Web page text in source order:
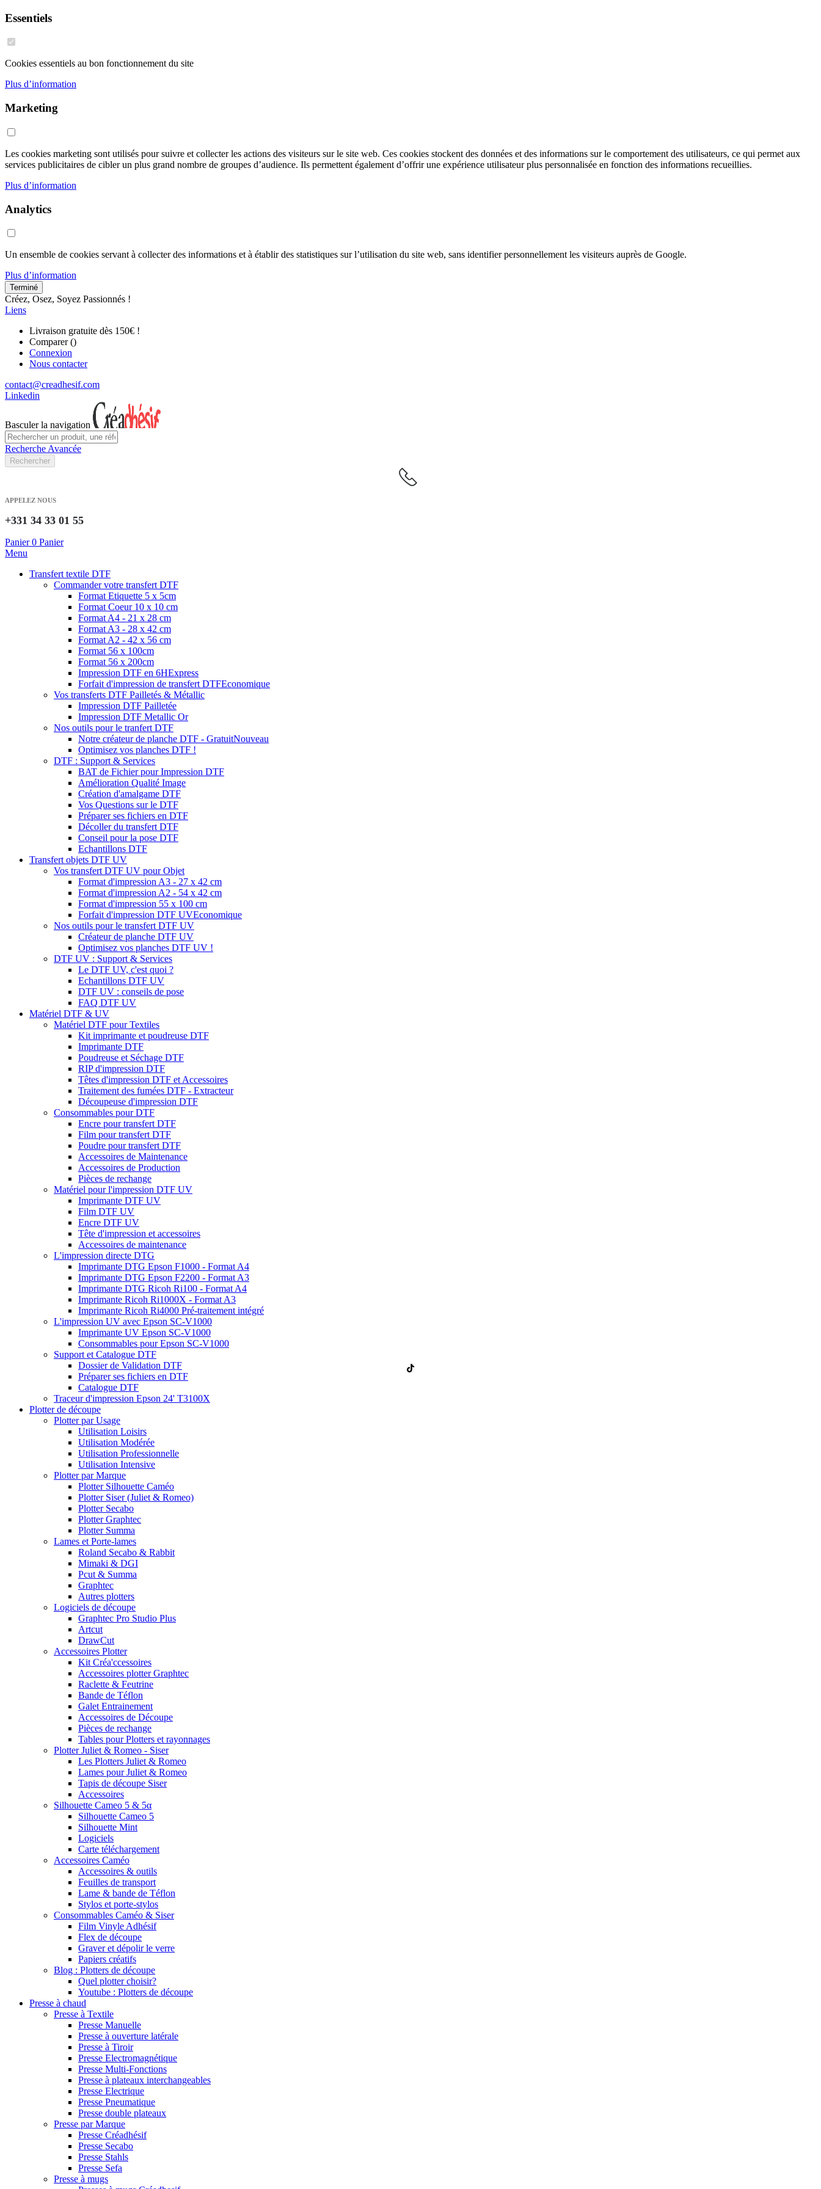
Essentiels
Cookies essentiels au bon fonctionnement du site
Plus d’information
Marketing
Les cookies marketing sont utilisés pour suivre et collecter les actions des visiteurs sur le site web. Ces cookies stockent des données et des informations sur le comportement des utilisateurs, ce qui permet aux
services publicitaires de cibler un plus grand nombre de groupes d’audience. Ils permettent également d’offrir une expérience utilisateur plus personnalisée en fonction des informations recueillies.
Plus d’information
Analytics
Un ensemble de cookies servant à collecter des informations et à établir des statistiques sur l’utilisation du site web, sans identifier personnellement les visiteurs auprès de Google.
Plus d’information
Terminé
Créez, Osez, Soyez Passionnés !
Liens
Livraison gratuite dès 150€ !
Comparer ()
Connexion
Nous contacter
contact@creadhesif.com
Linkedin
Basculer la navigation
Recherche Avancée
Rechercher
APPELEZ NOUS
+331 34 33 01 55
Panier 0 Panier
Menu
Transfert textile DTF
Commander votre transfert DTF
Format Etiquette 5 x 5cm
Format Coeur 10 x 10 cm
Format A4 - 21 x 28 cm
Format A3 - 28 x 42 cm
Format A2 - 42 x 56 cm
Format 56 x 100cm
Format 56 x 200cm
Impression DTF en 6HExpress
Forfait d'impression de transfert DTFEconomique
Vos transferts DTF Pailletés & Métallic
Impression DTF Pailletée
Impression DTF Metallic Or
Nos outils pour le tranfert DTF
Notre créateur de planche DTF - GratuitNouveau
Optimisez vos planches DTF !
DTF : Support & Services
BAT de Fichier pour Impression DTF
Amélioration Qualité Image
Création d'amalgame DTF
Vos Questions sur le DTF
Préparer ses fichiers en DTF
Décoller du transfert DTF
Conseil pour la pose DTF
Echantillons DTF
Transfert objets DTF UV
Vos transfert DTF UV pour Objet
Format d'impression A3 - 27 x 42 cm
Format d'impression A2 - 54 x 42 cm
Format d'impression 55 x 100 cm
Forfait d'impression DTF UVEconomique
Nos outils pour le transfert DTF UV
Créateur de planche DTF UV
Optimisez vos planches DTF UV !
DTF UV : Support & Services
Le DTF UV, c'est quoi ?
Echantillons DTF UV
DTF UV : conseils de pose
FAQ DTF UV
Matériel DTF & UV
Matériel DTF pour Textiles
Kit imprimante et poudreuse DTF
Imprimante DTF
Poudreuse et Séchage DTF
RIP d'impression DTF
Têtes d'impression DTF et Accessoires
Traitement des fumées DTF - Extracteur
Découpeuse d'impression DTF
Consommables pour DTF
Encre pour transfert DTF
Film pour transfert DTF
Poudre pour transfert DTF
Accessoires de Maintenance
Accessoires de Production
Pièces de rechange
Matériel pour l'impression DTF UV
Imprimante DTF UV
Film DTF UV
Encre DTF UV
Tête d'impression et accessoires
Accessoires de maintenance
L'impression directe DTG
Imprimante DTG Epson F1000 - Format A4
Imprimante DTG Epson F2200 - Format A3
Imprimante DTG Ricoh Ri100 - Format A4
Imprimante Ricoh Ri1000X - Format A3
Imprimante Ricoh Ri4000 Pré-traitement intégré
L'impression UV avec Epson SC-V1000
Imprimante UV Epson SC-V1000
Consommables pour Epson SC-V1000
Support et Catalogue DTF
Dossier de Validation DTF
Préparer ses fichiers en DTF
Catalogue DTF
Traceur d'impression Epson 24' T3100X
Plotter de découpe
Plotter par Usage
Utilisation Loisirs
Utilisation Modérée
Utilisation Professionnelle
Utilisation Intensive
Plotter par Marque
Plotter Silhouette Caméo
Plotter Siser (Juliet & Romeo)
Plotter Secabo
Plotter Graphtec
Plotter Summa
Lames et Porte-lames
Roland Secabo & Rabbit
Mimaki & DGI
Pcut & Summa
Graphtec
Autres plotters
Logiciels de découpe
Graphtec Pro Studio Plus
Artcut
DrawCut
Accessoires Plotter
Kit Créa'ccessoires
Accessoires plotter Graphtec
Raclette & Feutrine
Bande de Téflon
Galet Entrainement
Accessoires de Découpe
Pièces de rechange
Tables pour Plotters et rayonnages
Plotter Juliet & Romeo - Siser
Les Plotters Juliet & Romeo
Lames pour Juliet & Romeo
Tapis de découpe Siser
Accessoires
Silhouette Cameo 5 & 5α
Silhouette Cameo 5
Silhouette Mint
Logiciels
Carte téléchargement
Accessoires Caméo
Accessoires & outils
Feuilles de transport
Lame & bande de Téflon
Stylos et porte-stylos
Consommables Caméo & Siser
Film Vinyle Adhésif
Flex de découpe
Graver et dépolir le verre
Papiers créatifs
Blog : Plotters de découpe
Quel plotter choisir?
Youtube : Plotters de découpe
Presse à chaud
Presse à Textile
Presse Manuelle
Presse à ouverture latérale
Presse à Tiroir
Presse Electromagnétique
Presse Multi-Fonctions
Presse à plateaux interchangeables
Presse Electrique
Presse Pneumatique
Presse double plateaux
Presse par Marque
Presse Créadhésif
Presse Secabo
Presse Stahls
Presse Sefa
Presse à mugs